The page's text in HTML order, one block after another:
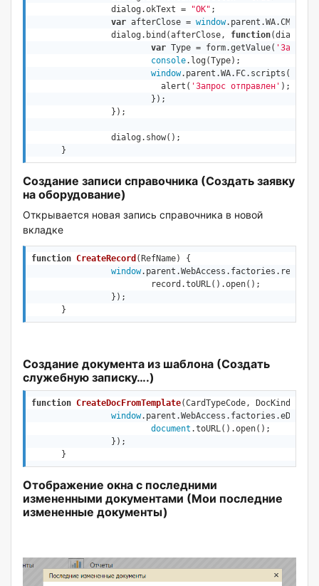
		dialog.okText =
"OK" ;
var afterClose = window
		dialog.bind(afterClose,
function(
var Type = form.getValue(
console.log(Type);
window.parent.WA.FC.scripts(
			  alert(
'Запрос отправлен' );
      }
Создание записи справочника (Создать заявку
на оборудование)
Открывается новая запись справочника в новой
вкладке
function CreateRecord ( RefName) {
window
      }
Создание документа из шаблона (Создать
служебную записку….)
function CreateDocFromTemplate(CardTypeCode, DocKindCode,
window
document .toURL().open();
      }
Отображение окна с последними
измененными документами (Мои последние
измененные документы)